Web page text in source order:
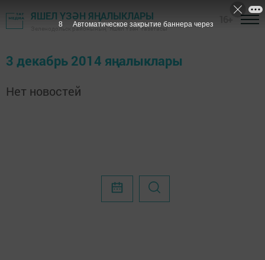
ЯШЕЛ ҮЗӘН ЯҢАЛЫКЛАРЫ
Зеленодольск районының "Яшел Үзән" газетасы
3 декабрь 2014 яңалыклары
Нет новостей
8 Автоматическое закрытие баннера через